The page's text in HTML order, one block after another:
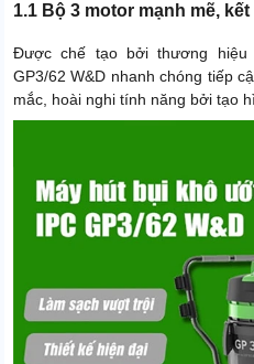
1.1 Bộ 3 motor mạnh mẽ,
Được chế tạo bởi thương
GP3/62 W&D nhanh chóng tiếp
mắc, hoài nghi tính năng bởi tạo